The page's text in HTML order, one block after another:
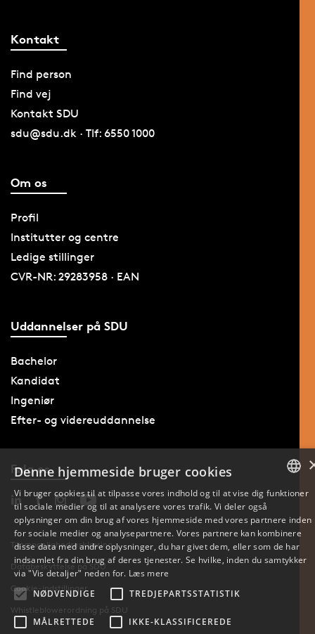
Kontakt
Find person
Find vej
Kontakt SDU
sdu@sdu.dk · Tlf: 6550 1000
Om os
Profil
Institutter og centre
Ledige stillinger
CVR-NR: 29283958 · EAN
Uddannelser på SDU
Bachelor
Kandidat
Ingeniør
Efter- og videreuddannelse
Følg os
Tilgængelighedserklæring
Databeskyttelse på SDU
Cookie-indstillinger
Whistleblowerordning på SDU
ENGLISH
Denne hjemmeside bruger cookies
Vi bruger cookies til at tilpasse vores indhold og til at vise dig funktioner
til sociale medier og til at analysere vores trafik. Vi deler også
oplysninger om din brug af vores hjemmeside med vores partnere inden
for sociale medier og analysepartnere. Vores partnere kan kombinere
disse data med andre oplysninger, du har givet dem, eller som de har
indsamlet fra din brug af deres tjenester. Se hvilke, inden du samtykker
via "Vis detaljer" neden for. Læs mere
NØDVENDIGE
TREDJEPARTSSTATISTIK
MÅLRETTEDE IKKE-KLASSIFICEREDE